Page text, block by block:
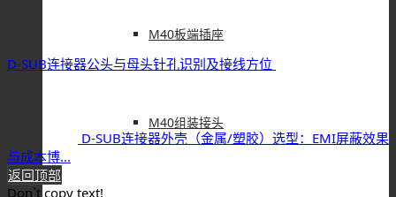
M40板端插座
M40组装接头
D-SUB连接器公头与母头针孔识别及接线方位
D-SUB连接器外壳（金属/塑胶）选型：EMI屏蔽效果
与成本博...
返回顶部
Don`t copy text!